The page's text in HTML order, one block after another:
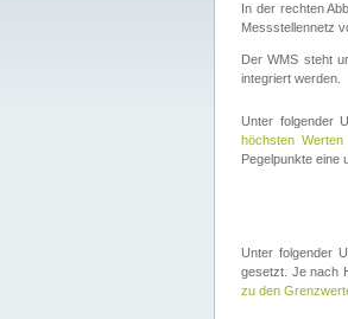
In der rechten
Messstellennetz
Der WMS steht
integriert werden.
Unter folgender
höchsten Werten
Pegelpunkte eine
Unter folgender
gesetzt. Je nach
zu den